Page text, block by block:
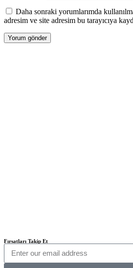
Daha sonraki yorumlarımda
adresim ve site adresim bu tarayıcıya
Fırsatları Takip Et